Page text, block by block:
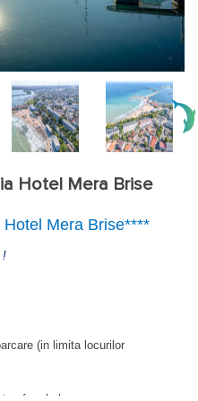
Hotel Mera Brise
Mera Brise****
!
(in limita locurilor